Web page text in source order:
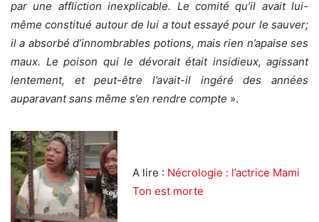
par une affliction inexplicable. Le comité qu’il avait lui-
même constitué autour de lui a tout essayé pour le sauver;
il a absorbé d’innombrables potions, mais rien n’apaise ses
maux. Le poison qui le dévorait était insidieux, agissant
lentement, et peut-être l’avait-il ingéré des années
auparavant sans même s’en rendre compte ».
A lire : Nécrologie : l’actrice Mami
Ton est morte